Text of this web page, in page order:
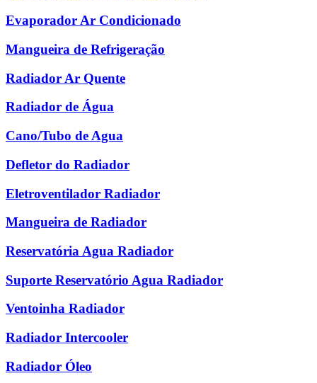
Evaporador Ar Condicionado
Mangueira de Refrigeração
Radiador Ar Quente
Radiador de Água
Cano/Tubo de Agua
Defletor do Radiador
Eletroventilador Radiador
Mangueira de Radiador
Reservatória Agua Radiador
Suporte Reservatório Agua Radiador
Ventoinha Radiador
Radiador Intercooler
Radiador Óleo